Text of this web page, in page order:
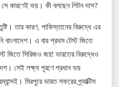
কারণেই ভয়। কী বলছেন লিটন দাস?
তার কারণ, পাকিস্তানের বিরুদ্ধে এর
এ বার প্রথম টেস্ট জিতে
জিতে সিরিজও জয়! ভারতের বিরুদ্ধেও
সেই লক্ষ্য পূরণে প্রধান ভয়
মিরপুরে ভারত সফরের প্র্যাক্টিস